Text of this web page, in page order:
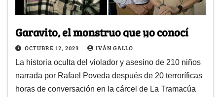
Garavito, el monstruo que yo conocí
OCTUBRE 12, 2023 IVÁN GALLO
La historia oculta del violador y asesino de 210 niños
narrada por Rafael Poveda después de 20 terroríficas
horas de conversación en la cárcel de La Tramacúa